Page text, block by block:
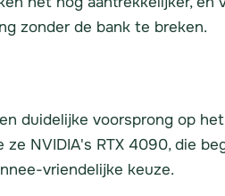
zonder de bank te breken.
duidelijke voorsprong op
NVIDIA's RTX 4090, die
vriendelijke keuze.